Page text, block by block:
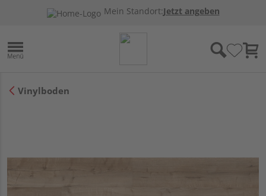
Mein Standort:Jetzt angeben
Vinylboden